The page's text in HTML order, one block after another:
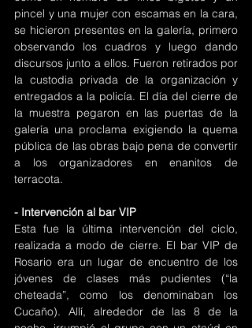
pincel y una mujer con escamas en la cara,
se hicieron presentes en la galería, primero
observando los cuadros y luego dando
discursos junto a ellos. Fueron retirados por
la custodia privada de la organización y
entregados a la policía. El día del cierre de
la muestra pegaron en las puertas de la
galería una proclama exigiendo la quema
pública de las obras bajo pena de convertir
a los organizadores en enanitos de
terracota.
- Intervención al bar VIP
Esta fue la última intervención del ciclo,
realizada a modo de cierre. El bar VIP de
Rosario era un lugar de encuentro de los
jóvenes de clases más pudientes (“la
cheteada”, como los denominaban los
Cucaño). Allí, alrededor de las 8 de la